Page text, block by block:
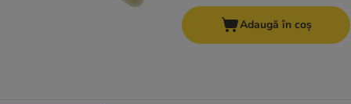
Adaugă în coș